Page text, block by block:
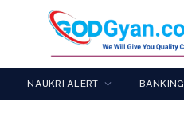
NAUKRI ALERT BANKING